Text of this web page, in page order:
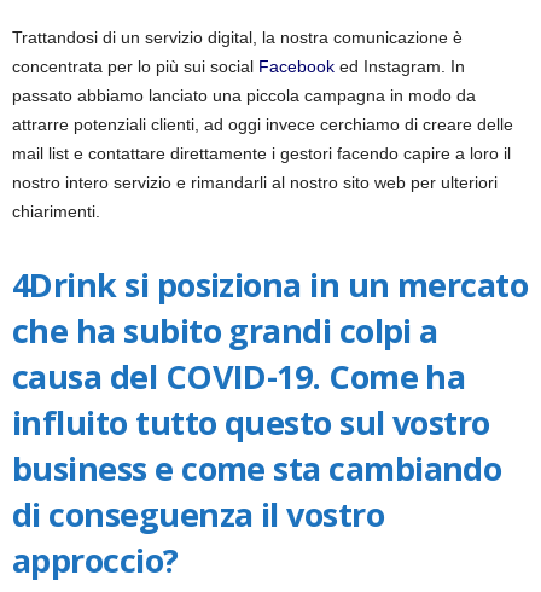
Trattandosi di un servizio digital, la nostra comunicazione è
concentrata per lo più sui social Facebook ed Instagram. In
passato abbiamo lanciato una piccola campagna in modo da
attrarre potenziali clienti, ad oggi invece cerchiamo di creare delle
mail list e contattare direttamente i gestori facendo capire a loro il
nostro intero servizio e rimandarli al nostro sito web per ulteriori
chiarimenti.
4Drink si posiziona in un mercato
che ha subito grandi colpi a
causa del COVID-19. Come ha
influito tutto questo sul vostro
business e come sta cambiando
di conseguenza il vostro
approccio?